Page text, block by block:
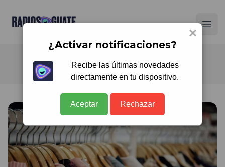
Radios Guate
×
¿Activar notificaciones?
Recibe las últimas novedades
directamente en tu dispositivo.
Aceptar Rechazar